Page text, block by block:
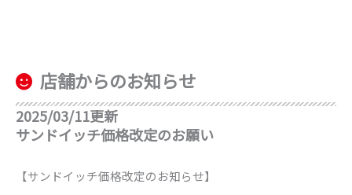
店舗からのお知らせ
2025/03/11更新
サンドイッチ価格改定のお願い
【サンドイッチ価格改定のお知らせ】